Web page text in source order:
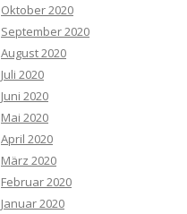
Oktober 2020
September 2020
August 2020
Juli 2020
Juni 2020
Mai 2020
April 2020
März 2020
Februar 2020
Januar 2020